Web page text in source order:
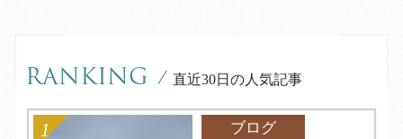
RANKING / 直近30日の人気記事
ブログ